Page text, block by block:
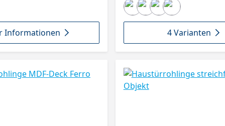
Informationen 4 Varianten